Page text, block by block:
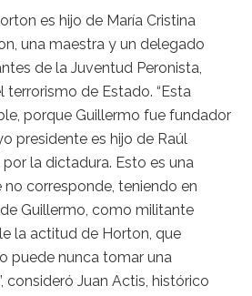
es hijo de María Cristina
una maestra y un delegado
de la Juventud Peronista,
terrorismo de Estado. “Esta
porque Guillermo fue fundador
presidente es hijo de Raúl
la dictadura. Esto es una
corresponde, teniendo en
Guillermo, como militante
la actitud de Horton, que
puede nunca tomar una
consideró Juan Actis, histórico